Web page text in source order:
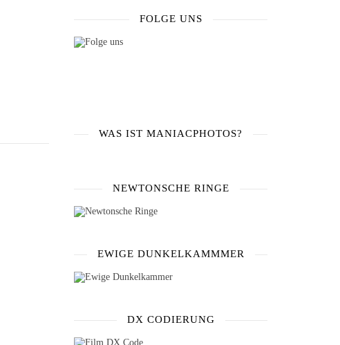
FOLGE UNS
WAS IST MANIACPHOTOS?
NEWTONSCHE RINGE
EWIGE DUNKELKAMMMER
DX CODIERUNG